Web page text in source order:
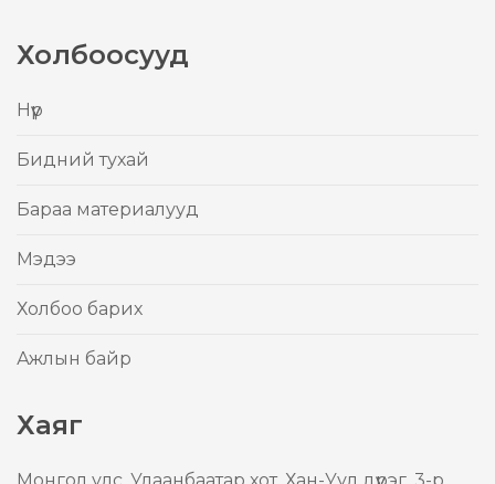
Холбоосууд
Нүүр
Бидний тухай
Бараа материалууд
Mэдээ
Холбоо барих
Ажлын байр
Хаяг